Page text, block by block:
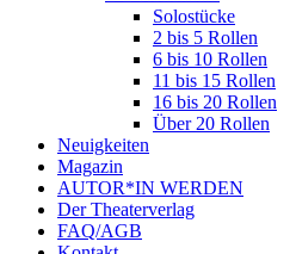
Solostücke
2 bis 5 Rollen
6 bis 10 Rollen
11 bis 15 Rollen
16 bis 20 Rollen
Über 20 Rollen
Neuigkeiten
Magazin
AUTOR*IN WERDEN
Der Theaterverlag
FAQ/AGB